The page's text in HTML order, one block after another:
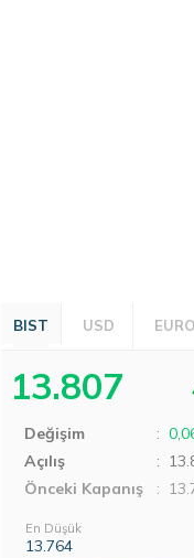
BIST USD EURO
13.807
Değişim :
Açılış
:
Önceki Kapanış
:
En Düşük
13.764